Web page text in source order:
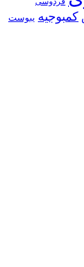
کمبوجیه یبوست